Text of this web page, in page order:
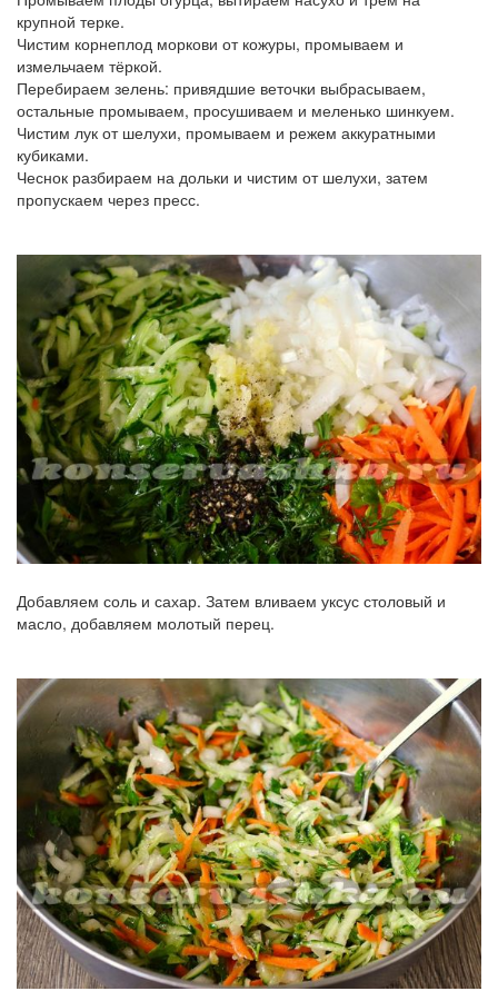
крупной терке.
Чистим корнеплод моркови от кожуры, промываем и
измельчаем тёркой.
Перебираем зелень: привядшие веточки выбрасываем,
остальные промываем, просушиваем и меленько шинкуем.
Чистим лук от шелухи, промываем и режем аккуратными
кубиками.
Чеснок разбираем на дольки и чистим от шелухи, затем
пропускаем через пресс.
Добавляем соль и сахар. Затем вливаем уксус столовый и
масло, добавляем молотый перец.